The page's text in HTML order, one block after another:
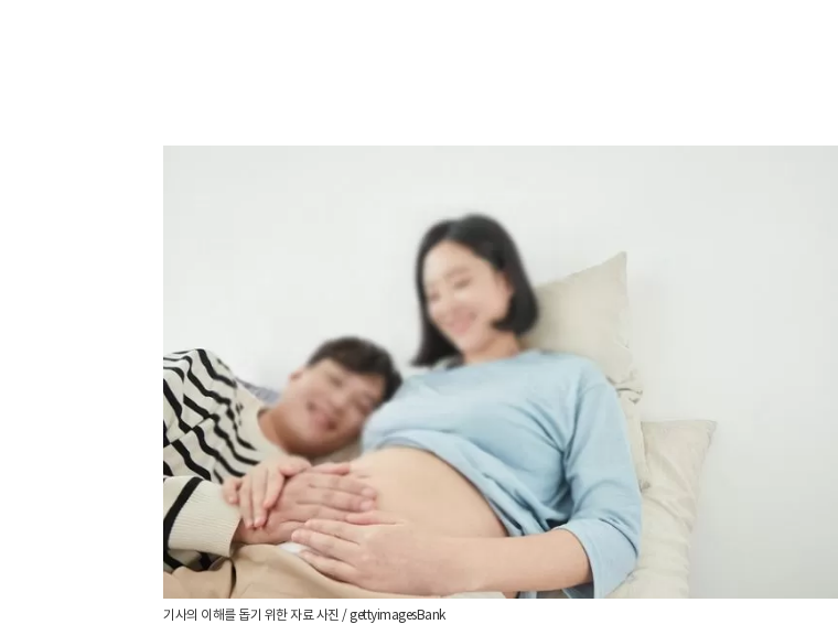
기사의 이해를 돕기 위한 자료 사진 / gettyimagesBank